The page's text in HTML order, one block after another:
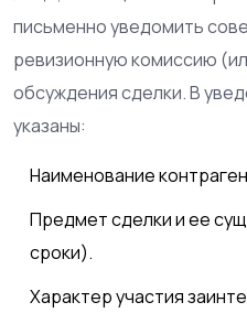
письменно уведомить
ревизионную комиссию
обсуждения сделки. В
указаны:
Наименование
Предмет сделки и ее
сроки).
Характер участия